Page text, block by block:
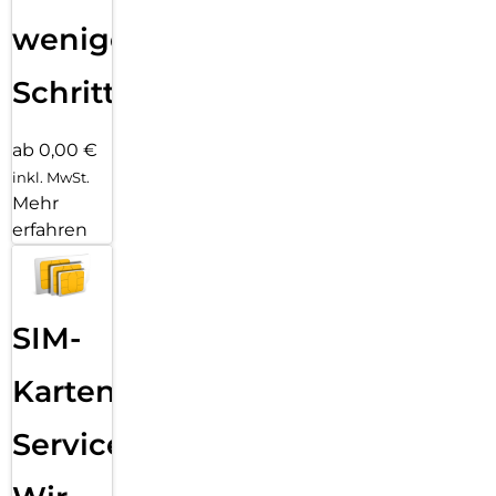
wenigen
Schritten
ab 0,00 €
inkl. MwSt.
Mehr
erfahren
SIM-
Karten
Service: